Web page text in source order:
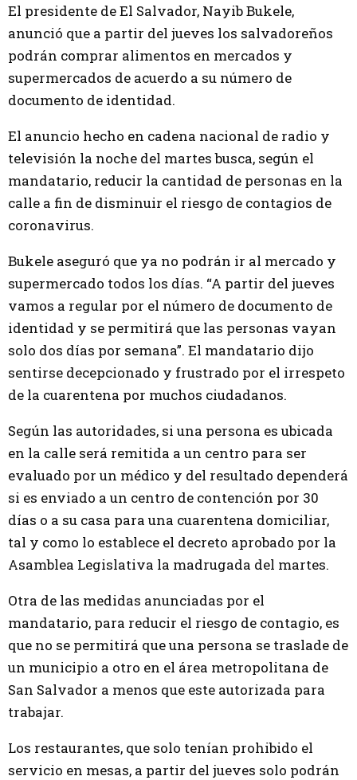
El presidente de El Salvador, Nayib Bukele,
anunció que a partir del jueves los salvadoreños
podrán comprar alimentos en mercados y
supermercados de acuerdo a su número de
documento de identidad.
El anuncio hecho en cadena nacional de radio y
televisión la noche del martes busca, según el
mandatario, reducir la cantidad de personas en la
calle a fin de disminuir el riesgo de contagios de
coronavirus.
Bukele aseguró que ya no podrán ir al mercado y
supermercado todos los días. “A partir del jueves
vamos a regular por el número de documento de
identidad y se permitirá que las personas vayan
solo dos días por semana”. El mandatario dijo
sentirse decepcionado y frustrado por el irrespeto
de la cuarentena por muchos ciudadanos.
Según las autoridades, si una persona es ubicada
en la calle será remitida a un centro para ser
evaluado por un médico y del resultado dependerá
si es enviado a un centro de contención por 30
días o a su casa para una cuarentena domiciliar,
tal y como lo establece el decreto aprobado por la
Asamblea Legislativa la madrugada del martes.
Otra de las medidas anunciadas por el
mandatario, para reducir el riesgo de contagio, es
que no se permitirá que una persona se traslade de
un municipio a otro en el área metropolitana de
San Salvador a menos que este autorizada para
trabajar.
Los restaurantes, que solo tenían prohibido el
servicio en mesas, a partir del jueves solo podrán